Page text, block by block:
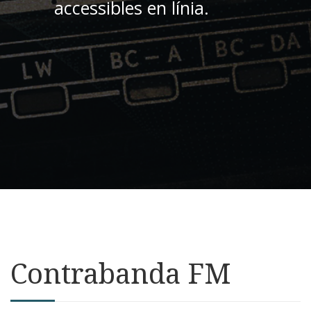
accessibles en línia.
Contrabanda FM